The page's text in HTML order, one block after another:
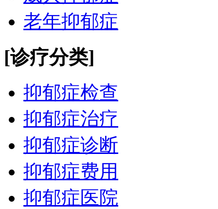
老年抑郁症
[诊疗分类]
抑郁症检查
抑郁症治疗
抑郁症诊断
抑郁症费用
抑郁症医院